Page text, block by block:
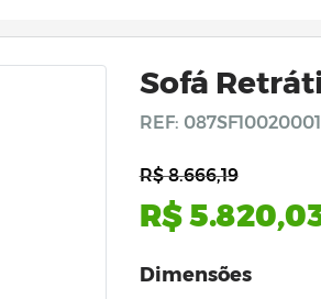
Sofá
REF: 087SF10020001
R$ 8.666,19
R$
Dimensões